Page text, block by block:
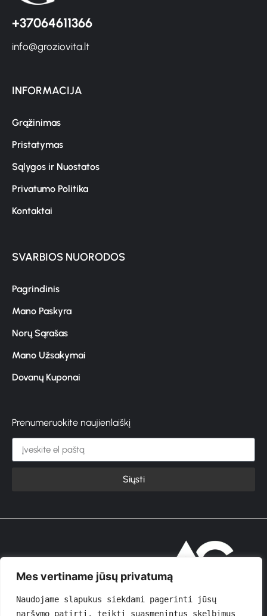
Mes vertiname jūsų privatumą
Naudojame slapukus siekdami pagerinti jūsų
naršymo patirtį, teikti suasmenintus skelbimus
+37064611366
info@groziovita.lt
INFORMACIJA
Grąžinimas
Pristatymas
Sąlygos ir Nuostatos
Privatumo Politika
Kontaktai
SVARBIOS NUORODOS
Pagrindinis
Mano Paskyra
Norų Sąrašas
Mano Užsakymai
Dovanų Kuponai
Prenumeruokite naujienlaiškį
Siųsti
© 2026 GROŽIOVITA